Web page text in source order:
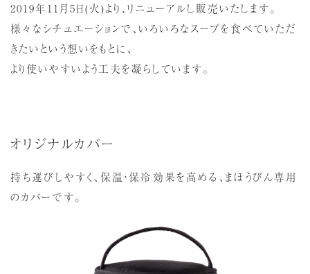
2019年11月5日(火)より、リニューアルし販売いたします。
様々なシチュエーションで、いろいろなスープを食べていただ
きたいという想いをもとに、
より使いやすいよう工夫を凝らしています。
オリジナルカバー
持ち運びしやすく、保温・保冷効果を高める、まほうびん専用
のカバーです。